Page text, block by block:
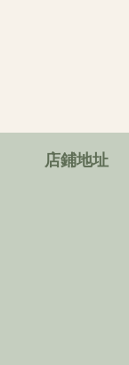
​店鋪地址